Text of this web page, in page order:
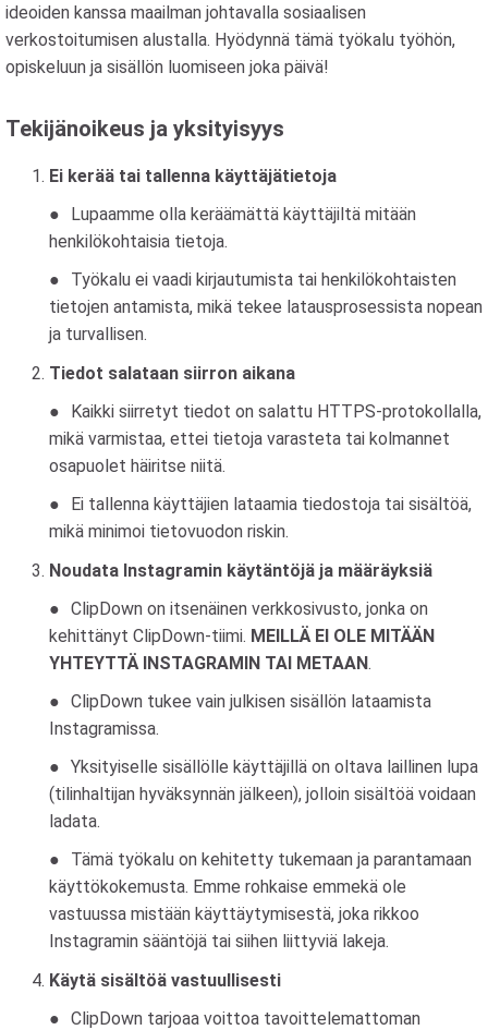
ideoiden kanssa maailman johtavalla sosiaalisen
verkostoitumisen alustalla. Hyödynnä tämä työkalu työhön,
opiskeluun ja sisällön luomiseen joka päivä!
Tekijänoikeus ja yksityisyys
Ei kerää tai tallenna käyttäjätietoja
Lupaamme olla keräämättä käyttäjiltä mitään
henkilökohtaisia ​​tietoja.
Työkalu ei vaadi kirjautumista tai henkilökohtaisten
tietojen antamista, mikä tekee latausprosessista nopean
ja turvallisen.
Tiedot salataan siirron aikana
Kaikki siirretyt tiedot on salattu HTTPS-protokollalla,
mikä varmistaa, ettei tietoja varasteta tai kolmannet
osapuolet häiritse niitä.
Ei tallenna käyttäjien lataamia tiedostoja tai sisältöä,
mikä minimoi tietovuodon riskin.
Noudata Instagramin käytäntöjä ja määräyksiä
ClipDown on itsenäinen verkkosivusto, jonka on
kehittänyt ClipDown-tiimi. MEILLÄ EI OLE MITÄÄN
YHTEYTTÄ INSTAGRAMIN TAI METAAN.
ClipDown tukee vain julkisen sisällön lataamista
Instagramissa.
Yksityiselle sisällölle käyttäjillä on oltava laillinen lupa
(tilinhaltijan hyväksynnän jälkeen), jolloin sisältöä voidaan
ladata.
Tämä työkalu on kehitetty tukemaan ja parantamaan
käyttökokemusta. Emme rohkaise emmekä ole
vastuussa mistään käyttäytymisestä, joka rikkoo
Instagramin sääntöjä tai siihen liittyviä lakeja.
Käytä sisältöä vastuullisesti
ClipDown tarjoaa voittoa tavoittelemattoman